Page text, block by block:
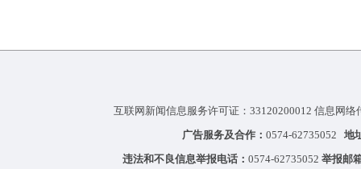
互联网新闻信息服务许可证：33120200012 信息网
广告服务及合作： 0574-62735052 地
违法和不良信息举报电话： 0574-62735052 举报邮